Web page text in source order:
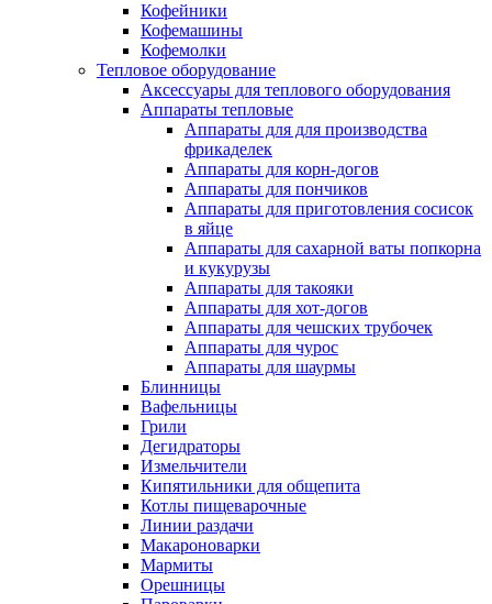
Кофейники
Кофемашины
Кофемолки
Тепловое оборудование
Аксессуары для теплового оборудования
Аппараты тепловые
Аппараты для для производства
фрикаделек
Аппараты для корн-догов
Аппараты для пончиков
Аппараты для приготовления сосисок
в яйце
Аппараты для сахарной ваты попкорна
и кукурузы
Аппараты для такояки
Аппараты для хот-догов
Аппараты для чешских трубочек
Аппараты для чурос
Аппараты для шаурмы
Блинницы
Вафельницы
Грили
Дегидраторы
Измельчители
Кипятильники для общепита
Котлы пищеварочные
Линии раздачи
Макароноварки
Мармиты
Орешницы